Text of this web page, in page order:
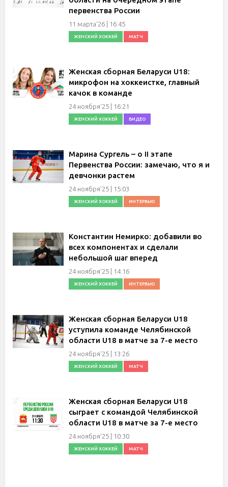
первенства России
11 марта'26 | 16:45
ЖЕНСКИЙ ХОККЕЙ МАТЧ
Женская сборная Беларуси U18:
микрофон на хоккеистке, главный
качок в команде
24 ноября'25 | 16:21
ЖЕНСКИЙ ХОККЕЙ ВИДЕО
Марина Сургель – о II этапе
Первенства России: замечаю, что я и
девчонки растем
24 ноября'25 | 15:03
ЖЕНСКИЙ ХОККЕЙ ИНТЕРВЬЮ
Константин Немирко: добавили во
всех компонентах и сделали
небольшой шаг вперед
24 ноября'25 | 14:16
ЖЕНСКИЙ ХОККЕЙ ИНТЕРВЬЮ
Женская сборная Беларуси U18
уступила команде Челябинской
области U18 в матче за 7-е место
24 ноября'25 | 13:26
ЖЕНСКИЙ ХОККЕЙ МАТЧ
Женская сборная Беларуси U18
сыграет с командой Челябинской
области U18 в матче за 7-е место
24 ноября'25 | 10:30
ЖЕНСКИЙ ХОККЕЙ МАТЧ